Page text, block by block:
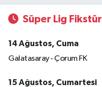
Süper Lig Fikstür
14 Ağustos, Cuma
Galatasaray - Çorum FK
15 Ağustos, Cumartesi